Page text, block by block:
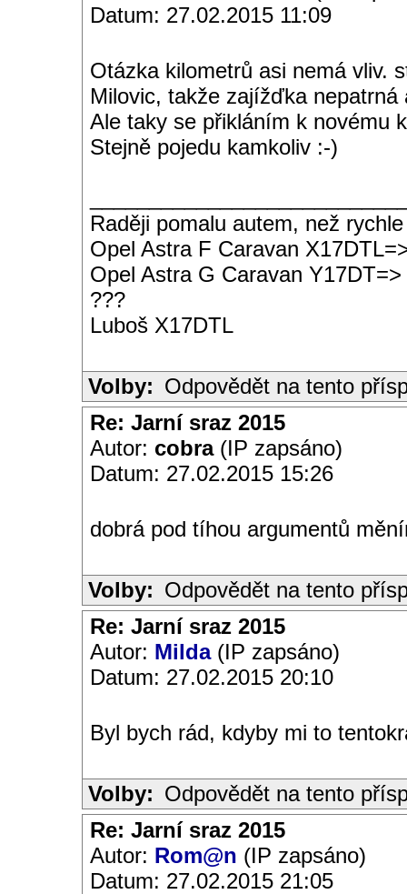
Datum: 27.02.2015 11:09
Otázka kilometrů asi nemá vliv.
Milovic, takže zajížďka
Ale taky se přikláním k novému
Stejně pojedu kamkoliv :-)
Raději pomalu autem, než
Opel Astra F Caravan
Opel Astra G Caravan Y17DT=>
???
Luboš X17DTL
Volby: Odpovědět na tento
Re: Jarní sraz 2015
Autor: cobra(IP zapsáno)
Datum: 27.02.2015 15:26
dobrá pod tíhou argumentů
Volby: Odpovědět na tento
Re: Jarní sraz 2015
Autor: Milda(IP zapsáno)
Datum: 27.02.2015 20:10
Byl bych rád, kdyby mi to
Volby: Odpovědět na tento
Re: Jarní sraz 2015
Autor: Rom@n (IP zapsáno)
Datum: 27.02.2015 21:05